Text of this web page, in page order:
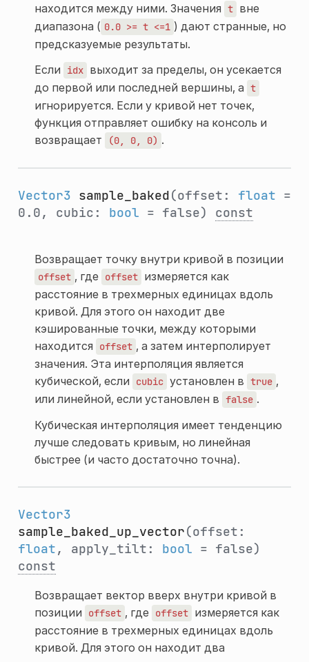
находится между ними. Значения t вне
диапазона ( 0.0 >= t <=1 ) дают странные, но
предсказуемые результаты.
Если
idx выходит за пределы, он усекается
до первой или последней вершины, а t
игнорируется. Если у кривой нет точек,
функция отправляет ошибку на консоль и
возвращает
(0, 0, 0) .
Vector3 sample_baked(offset: float =
0.0, cubic: bool = false) const
Возвращает точку внутри кривой в позиции
offset , где offset измеряется как
расстояние в трехмерных единицах вдоль
кривой. Для этого он находит две
кэшированные точки, между которыми
находится
offset , а затем интерполирует
значения. Эта интерполяция является
кубической, если
cubic установлен в true ,
или линейной, если установлен в false .
Кубическая интерполяция имеет тенденцию
лучше следовать кривым, но линейная
быстрее (и часто достаточно точна).
Vector3
sample_baked_up_vector(offset:
float, apply_tilt: bool = false)
const
Возвращает вектор вверх внутри кривой в
позиции
offset , где offset измеряется как
расстояние в трехмерных единицах вдоль
кривой. Для этого он находит два